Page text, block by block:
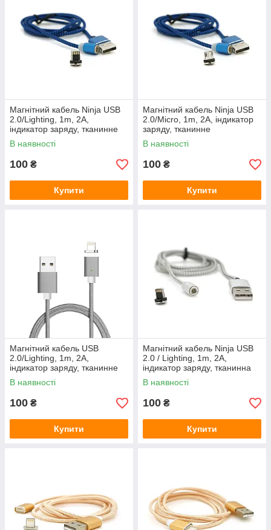
Магнітний кабель Ninja USB
2.0/Lighting, 1m, 2А,
індикатор заряду, тканинне
обплетення, броньований,
знімач, Blue, Blister-Box
В наявності
100 ₴
Купити
Магнітний кабель Ninja USB
2.0/Micro, 1m, 2А, індикатор
заряду, тканинне
обплетення, броньований,
знімач, Blue, Blister-Box
В наявності
100 ₴
Купити
Магнітний кабель USB
2.0/Lighting, 1m, 2А,
індикатор заряду, тканинне
обплетення, знімач, Gray,
Blister ( під наконечник 8752 )
В наявності
100 ₴
Купити
Магнітний кабель Ninja USB
2.0 / Lighting, 1m, 2А,
індикатор заряду, тканинна
оплетка, броньований,
знімач, Silver, Blister-Box
В наявності
100 ₴
Купити